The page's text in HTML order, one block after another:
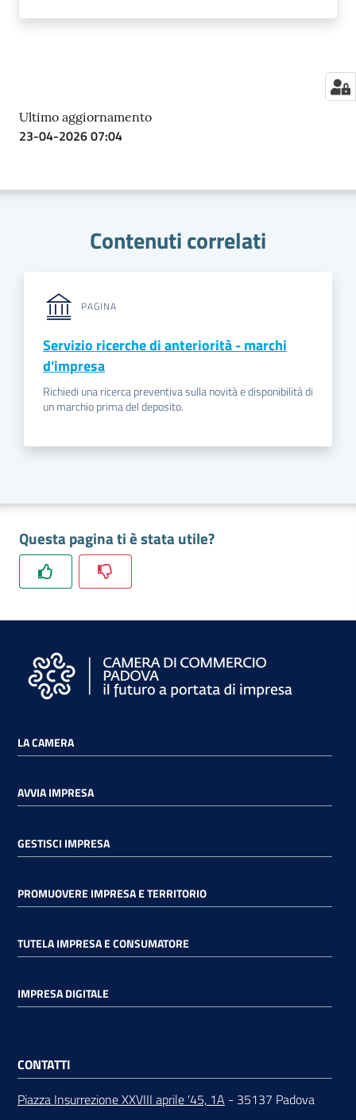
Ultimo aggiornamento
23-04-2026 07:04
Contenuti correlati
PAGINA
Servizio ricerche di anteriorità - marchi
d'impresa
Richiedi una ricerca preventiva sulla novità e disponibilità di
un marchio prima del deposito.
Questa pagina ti è stata utile?
LA CAMERA
AVVIA IMPRESA
GESTISCI IMPRESA
PROMUOVERE IMPRESA E TERRITORIO
TUTELA IMPRESA E CONSUMATORE
IMPRESA DIGITALE
CONTATTI
Piazza Insurrezione XXVIII aprile '45, 1A - 35137 Padova